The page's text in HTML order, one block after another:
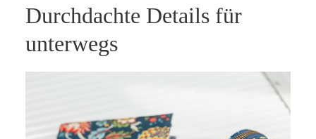
Durchdachte Details für
unterwegs